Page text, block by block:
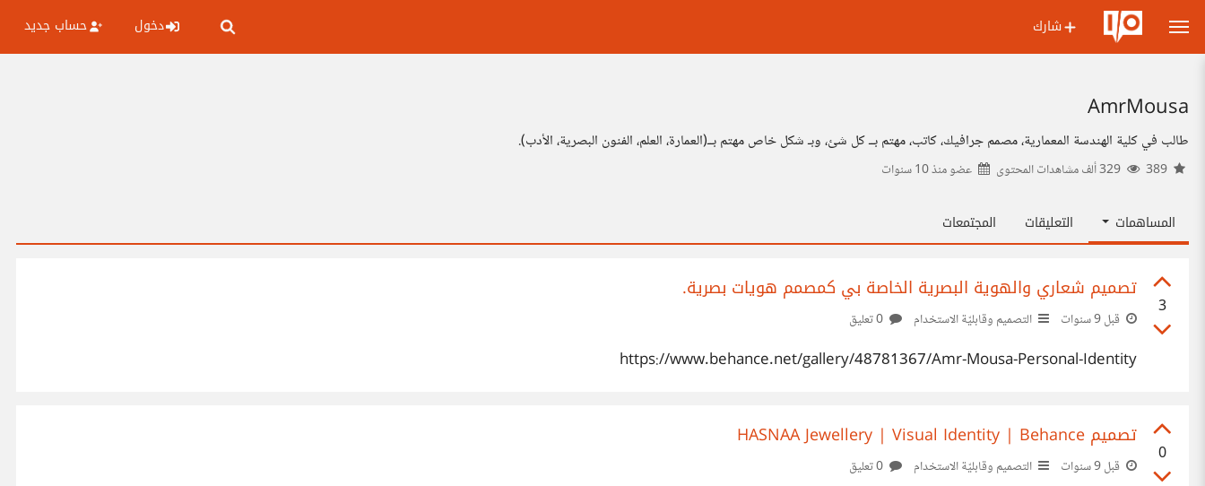
شارك دخول حساب جديد
AmrMousa
طالب في كلية الهندسة المعمارية، مصمم جرافيك، كاتب، مهتم بــ كل شئ، وبـ شكل خاص مهتم بــ(العمارة، العلم، الفنون البصرية، الأدب).
عضو منذ10 سنوات
المساهمات التعليقات المجتمعات
3
تصميم شعاري والهوية البصرية الخاصة بي كمصمم هويات بصرية.
قبل 9 سنوات التصميم وقابليّة الاستخدام
https://www.behance.net/gallery/48781367/Amr-Mousa-Personal-Identity
0
تصميم HASNAA Jewellery | Visual Identity | Behance
قبل 9 سنوات التصميم وقابليّة الاستخدام